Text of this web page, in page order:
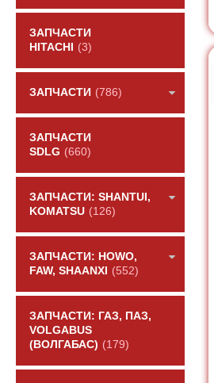
ЗАПЧАСТИ
HITACHI
(3)
ЗАПЧАСТИ (786)
ЗАПЧАСТИ
SDLG (660)
ЗАПЧАСТИ: SHANTUI,
KOMATSU (126)
ЗАПЧАСТИ: HOWO,
FAW, SHAANXI
(552)
ЗАПЧАСТИ: ГАЗ, ПАЗ,
VOLGABUS
(ВОЛГАБАС) (179)